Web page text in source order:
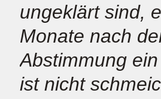
ungeklärt sind,
Monate nach
Abstimmung
ist nicht